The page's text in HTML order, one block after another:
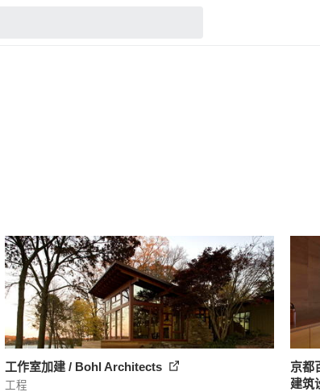
工作室加建 / Bohl Architects
工程
京都
建筑